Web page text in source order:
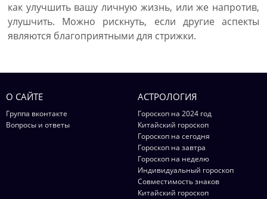
как улучшить вашу личную жизнь, или же напротив,
улушчить. Можно рискнуть, если другие аспекты
являются благоприятными для стрижки.
О САЙТЕ
Группа вконтакте
Вопросы и ответы
АСТРОЛОГИЯ
Гороскоп на 2024 год
Китайский гороскоп
Гороскоп на сегодня
Гороскоп на завтра
Гороскоп на неделю
Индивидуальный гороскоп
Совместимость знаков
Китайский гороскоп